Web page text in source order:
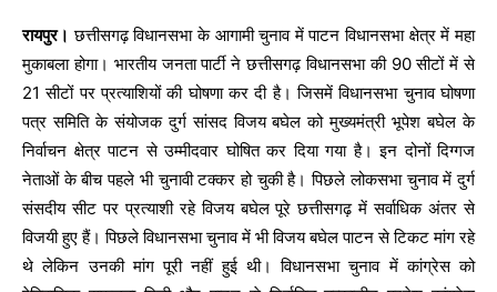
रायपुर। छत्तीसगढ़ विधानसभा के आगामी चुनाव में पाटन विधानसभा क्षेत्र में महा
मुकाबला होगा। भारतीय जनता पार्टी ने छत्तीसगढ़ विधानसभा की 90 सीटों में से
21 सीटों पर प्रत्याशियों की घोषणा कर दी है। जिसमें विधानसभा चुनाव घोषणा
पत्र समिति के संयोजक दुर्ग सांसद विजय बघेल को मुख्यमंत्री भूपेश बघेल के
निर्वाचन क्षेत्र पाटन से उम्मीदवार घोषित कर दिया गया है। इन दोनों दिग्गज
नेताओं के बीच पहले भी चुनावी टक्कर हो चुकी है। पिछले लोकसभा चुनाव में दुर्ग
संसदीय सीट पर प्रत्याशी रहे विजय बघेल पूरे छत्तीसगढ़ में सर्वाधिक अंतर से
विजयी हुए हैं। पिछले विधानसभा चुनाव में भी विजय बघेल पाटन से टिकट मांग रहे
थे लेकिन उनकी मांग पूरी नहीं हुई थी। विधानसभा चुनाव में कांग्रेस को